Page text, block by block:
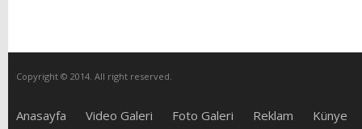
Copyright © 2014. All right reserved.
Anasayfa Video Galeri Foto Galeri Reklam Künye